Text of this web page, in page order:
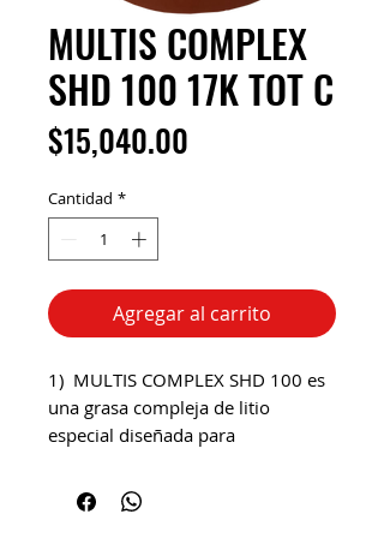
MULTIS COMPLEX
SHD 100 17K TOT C
$15,040.00
Cantidad *
Agregar al carrito
1) MULTIS COMPLEX SHD 100 es
una grasa compleja de litio
especial diseñada para
como electromotores y
ventiladores donde se requiere